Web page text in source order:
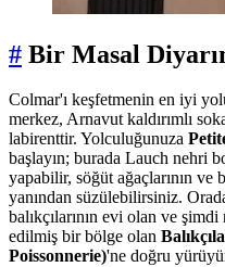
# Bir Masal
Colmar'ı keşfetmenin en iyi
merkez, Arnavut kaldırımlı
labirenttir. Yolculuğunuza
başlayın; burada Lauch nehri
yapabilir, söğüt ağaçlarının
yanından süzülebilirsiniz.
balıkçılarının evi olan ve
edilmiş bir bölge olan
Poissonnerie)'ne doğru